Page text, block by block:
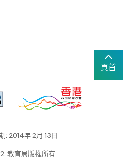
頁首
: 2014年 2月 13日
教育局版權所有